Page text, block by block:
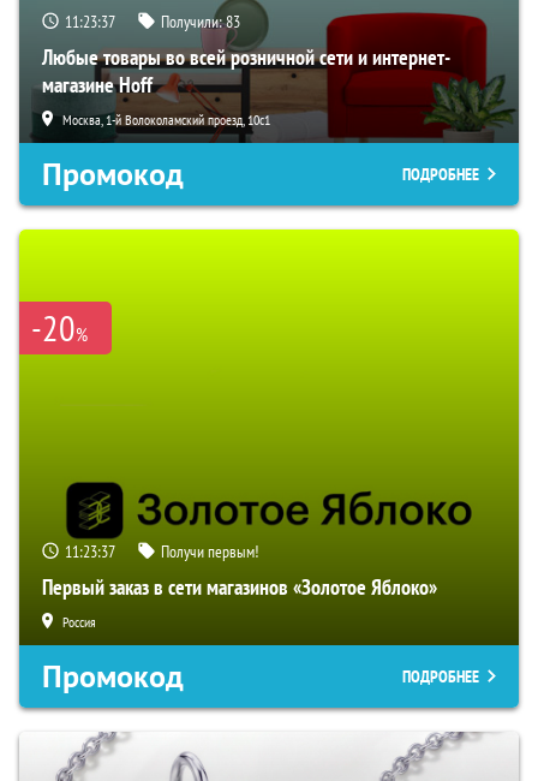
11:23:36 Получили:83
Любые товары во всей розничной сети и интернет-
магазине Hoff
Москва, 1-й Волоколамский проезд, 10с1
Промокод ПОДРОБНЕЕ
-20%
11:23:36 Получи первым!
Первый заказ в сети магазинов «Золотое Яблоко»
Россия
Промокод ПОДРОБНЕЕ